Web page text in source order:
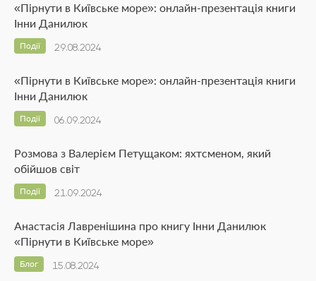
«Пірнути в Київське море»: онлайн-презентація книги
Інни Данилюк
29.08.2024
Події
«Пірнути в Київське море»: онлайн-презентація книги
Інни Данилюк
06.09.2024
Події
Розмова з Валерієм Петущаком: яхтсменом, який
обійшов світ
21.09.2024
Події
Анастасія Лавренішина про книгу Інни Данилюк
«Пірнути в Київське море»
15.08.2024
Блог